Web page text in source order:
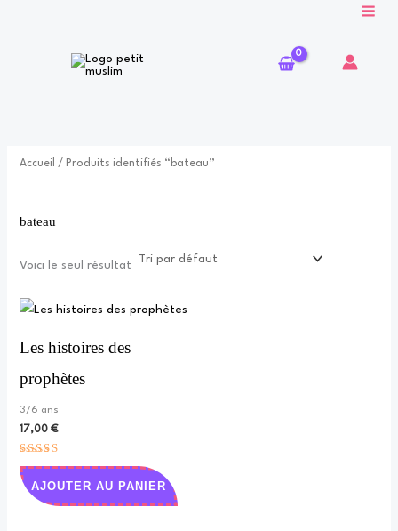
Accueil / Produits identifiés “bateau”
bateau
Voici le seul résultat
Les histoires des
prophètes
3/6 ans
17,00€
Note
5.00
sur 5
AJOUTER AU PANIER